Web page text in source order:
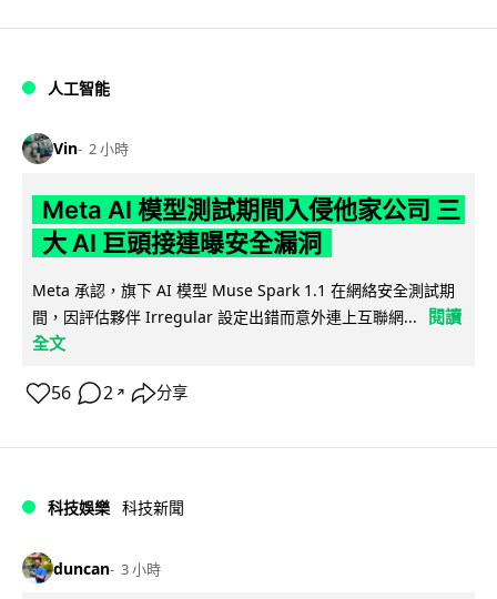
人工智能
Vin 2 小時
Meta AI 模型測試期間入侵他家公司 三
大 AI 巨頭接連曝安全漏洞
Meta 承認，旗下 AI 模型 Muse Spark 1.1 在網絡安全測試期
間，因評估夥伴 Irregular 設定出錯而意外連上互聯網...
閱讀
全文
56 2 ↗ 分享
科技娛樂 科技新聞
duncan 3 小時